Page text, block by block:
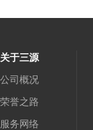
关于三源
公司概况
荣誉之路
服务网络